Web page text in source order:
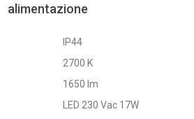
alimentazione
IP44
2700 K
1650 lm
LED 230 Vac 17W